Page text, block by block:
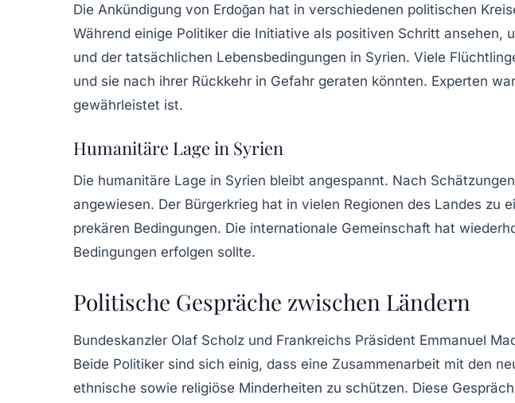
Die Ankündigung von Erdoğan hat in verschiedenen politischen
Während einige Politiker die Initiative als positiven Schritt ansehen,
und der tatsächlichen Lebensbedingungen in Syrien. Viele
und sie nach ihrer Rückkehr in Gefahr geraten könnten. Experten
gewährleistet ist.
Humanitäre Lage in Syrien
Die humanitäre Lage in Syrien bleibt angespannt. Nach
angewiesen. Der Bürgerkrieg hat in vielen Regionen des Landes
prekären Bedingungen. Die internationale Gemeinschaft hat
Bedingungen erfolgen sollte.
Politische Gespräche zwischen Ländern
Bundeskanzler Olaf Scholz und Frankreichs Präsident Emmanuel
Beide Politiker sind sich einig, dass eine Zusammenarbeit mit den
ethnische sowie religiöse Minderheiten zu schützen. Diese